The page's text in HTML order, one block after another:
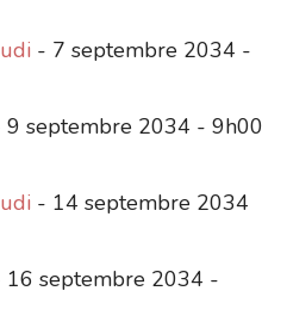
- 7 septembre 2034 -
9 septembre 2034 - 9h00
- 14 septembre 2034
16 septembre 2034 -